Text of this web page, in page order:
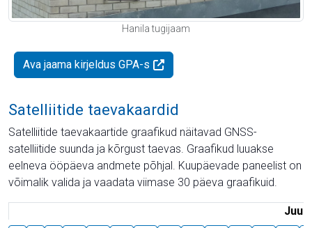
Hanila tugijaam
Ava jaama kirjeldus GPA-s
Satelliitide taevakaardid
Satelliitide taevakaartide graafikud näitavad GNSS-
satelliitide suunda ja kõrgust taevas. Graafikud luuakse
eelneva ööpäeva andmete põhjal. Kuupäevade paneelist on
võimalik valida ja vaadata viimase 30 päeva graafikuid.
Juuli